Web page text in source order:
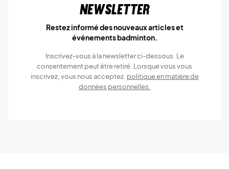
Newsletter
Restez informé des nouveaux articles et
événements badminton.
Inscrivez-vous à la newsletter ci-dessous. Le
consentement peut être retiré. Lorsque vous vous
inscrivez, vous nous acceptez. politique en matière de
données personnelles.